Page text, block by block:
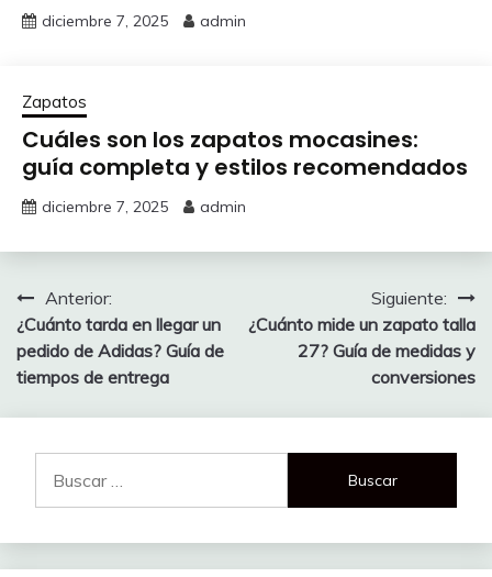
diciembre 7, 2025 admin
Zapatos
Cuáles son los zapatos mocasines:
guía completa y estilos recomendados
diciembre 7, 2025 admin
Navegación
de
entradas
Anterior:
¿Cuánto tarda en llegar un
pedido de Adidas? Guía de
tiempos de entrega
Siguiente:
¿Cuánto mide un zapato talla
27? Guía de medidas y
conversiones